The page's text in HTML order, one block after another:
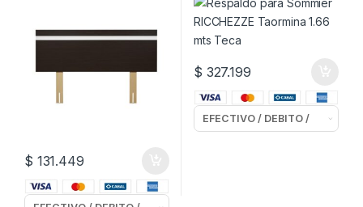
$ 131.449
$ 327.199